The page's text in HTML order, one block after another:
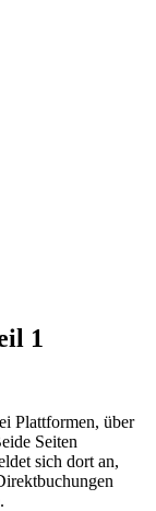
1
Plattformen, über
Seiten
sich dort an,